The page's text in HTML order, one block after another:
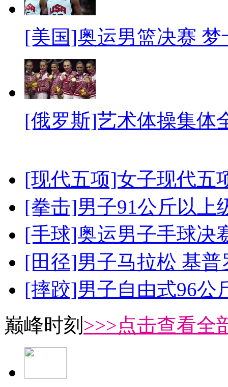
[美国]奥运男篮决赛
[俄罗斯]艺术体操集体
[现代五项]女子现代五
[拳击]男子91公斤以上
[手球]奥运男子手球决
[田径]男子马拉松 基
[摔跤]男子自由式96公
巅峰时刻 >>>点击查看全